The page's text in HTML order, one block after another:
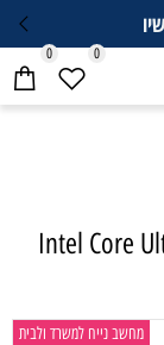
0 0
Intel Core
מחשב נייח למשרד ולבית